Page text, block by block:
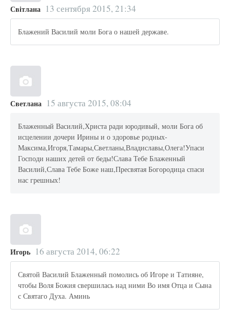
Світлана 13 сентября 2015, 21:34
Блажений Василий моли Бога о нашей державе.
Светлана 15 августа 2015, 08:04
Блаженный Василий,Христа ради юродивый, моли Бога об
исцелении дочери Ирины и о здоровье родных-
Максима,Игоря,Тамары,Светланы,Владиславы,Олега!Упаси
Господи наших детей от беды!Слава Тебе Блаженный
Василий,Слава Тебе Боже наш,Пресвятая Богородица спаси
нас грешных!
Игорь 16 августа 2014, 06:22
Святой Василий Блаженный помолись об Игоре и Татияне,
чтобы Воля Божия свершилась над ними Во имя Отца и Сына
с Святаго Духа. Аминь